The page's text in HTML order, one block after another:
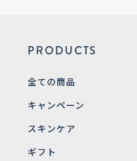
PRODUCTS
全ての商品
キャンペーン
スキンケア
ギフト